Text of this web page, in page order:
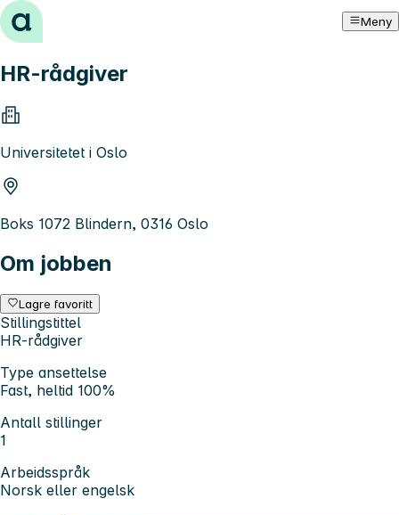
Hopp til innhold Meny
HR-rådgiver
Universitetet i Oslo
Boks 1072 Blindern, 0316 Oslo
Om jobben
Lagre favoritt
Stillingstittel
HR-rådgiver
Type ansettelse
Fast, heltid 100%
Antall stillinger
1
Arbeidsspråk
Norsk eller engelsk